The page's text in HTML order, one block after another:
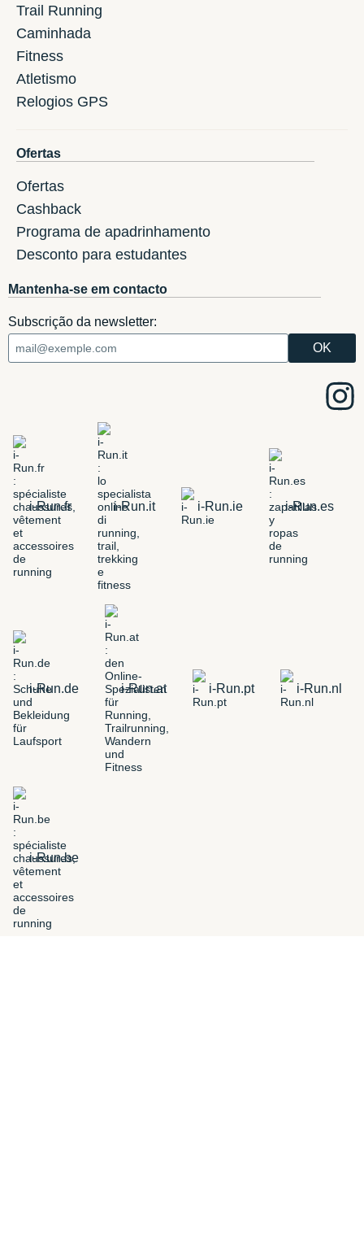
Trail Running
Caminhada
Fitness
Atletismo
Relogios GPS
Ofertas
Ofertas
Cashback
Programa de apadrinhamento
Desconto para estudantes
Mantenha-se em contacto
Subscrição da newsletter:
i-Run.fr i-Run.it i-Run.ie i-Run.es
i-Run.de i-Run.at i-Run.pt i-Run.nl
i-Run.be